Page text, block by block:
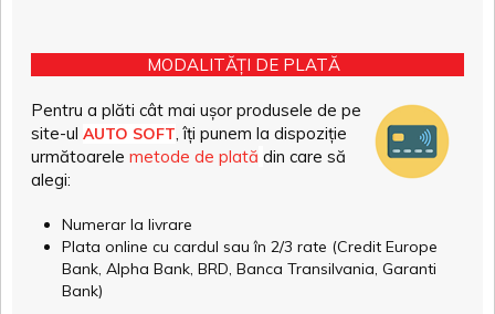
MODALITĂȚI DE PLATĂ
Pentru a plăti cât mai ușor produsele de pe
site-ul AUTO SOFT, îți punem la dispoziție
următoarele metode de plată din care să
alegi:
Numerar la livrare
Plata online cu cardul sau în 2/3 rate (Credit Europe
Bank, Alpha Bank, BRD, Banca Transilvania, Garanti
Bank)